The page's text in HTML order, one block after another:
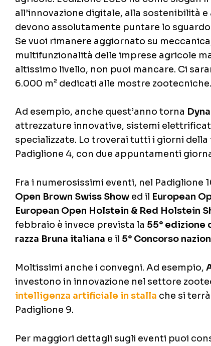
all’innovazione digitale, alla sostenibilità
devono assolutamente puntare lo
Se vuoi rimanere aggiornato su
multifunzionalità delle imprese agricole
altissimo livello, non puoi mancare. Ci
6.000 m² dedicati alle mostre zootecniche.
Ad esempio, anche quest’anno torna
attrezzature innovative, sistemi
specializzate. Lo troverai tutti i giorni
Padiglione 4, con due appuntamenti
Fra i numerosissimi eventi, nel
Open Brown Swiss Show ed il European
European Open Holstein & Red Holstein
febbraio è invece prevista la 55° edizione
razza Bruna italiana e il 5° Concorso
Moltissimi anche i convegni. Ad esempio,
investono in innovazione nel settore
intelligenza artificiale in stalla che si
Padiglione 9.
Per maggiori dettagli sugli eventi puoi